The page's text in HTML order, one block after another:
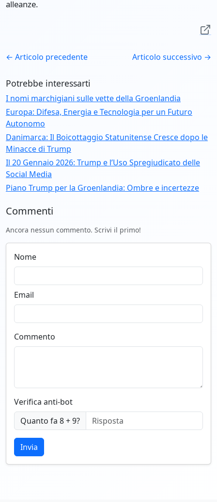
alleanze.
← Articolo precedente Articolo successivo →
Potrebbe interessarti
I nomi marchigiani sulle vette della Groenlandia
Europa: Difesa, Energia e Tecnologia per un Futuro
Autonomo
Danimarca: Il Boicottaggio Statunitense Cresce dopo le
Minacce di Trump
Il 20 Gennaio 2026: Trump e l’Uso Spregiudicato delle
Social Media
Piano Trump per la Groenlandia: Ombre e incertezze
Commenti
Ancora nessun commento. Scrivi il primo!
Nome
Email
Commento
Verifica anti-bot
Quanto fa 8 + 9?
Invia